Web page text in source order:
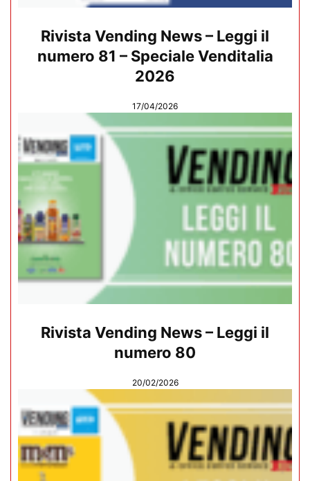
Rivista Vending News – Leggi il
numero 81 – Speciale Venditalia
2026
17/04/2026
Rivista Vending News – Leggi il
numero 80
20/02/2026